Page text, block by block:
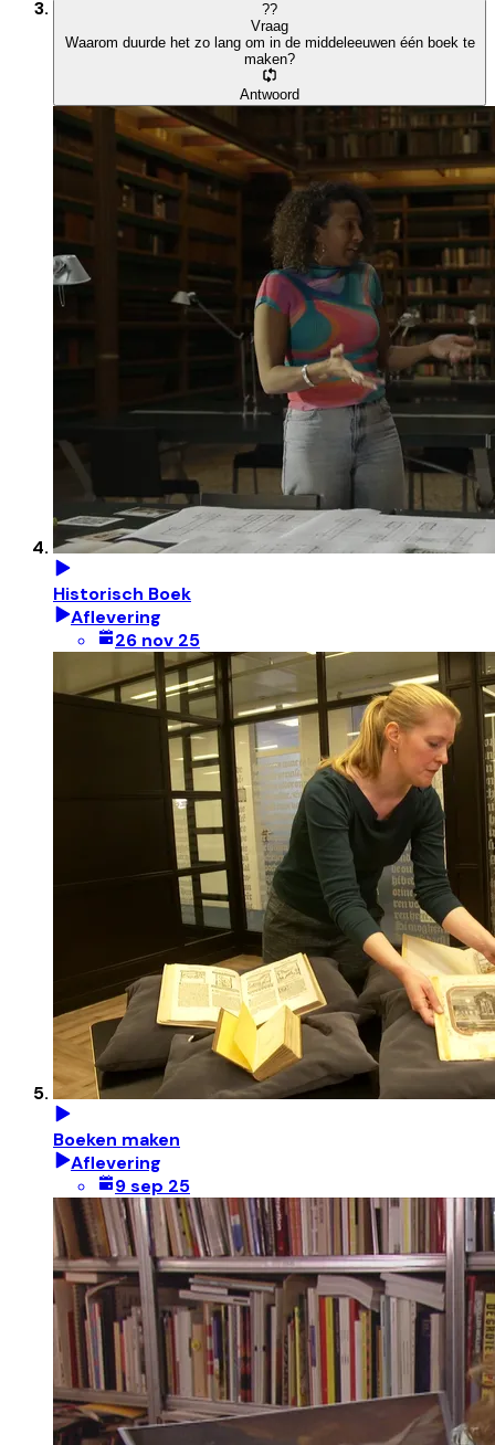
??
Vraag
Waarom duurde het zo lang om in de middeleeuwen één boek te
maken?
Antwoord
Historisch Boek
Aflevering
26 nov 25
Boeken maken
Aflevering
9 sep 25